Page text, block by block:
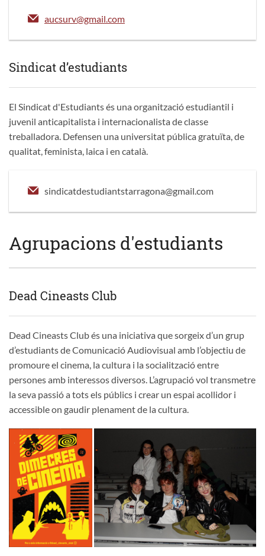
aucsurv@gmail.com
Sindicat d’estudiants
El Sindicat d'Estudiants és una organització estudiantil i
juvenil anticapitalista i internacionalista de classe
treballadora. Defensen una universitat pública gratuïta, de
qualitat, feminista, laica i en català.
sindicatdestudiantstarragona@gmail.com
Agrupacions d'estudiants
Dead Cineasts Club
Dead Cineasts Club és una iniciativa que sorgeix d’un grup
d’estudiants de Comunicació Audiovisual amb l’objectiu de
promoure el cinema, la cultura i la socialització entre
persones amb interessos diversos. L’agrupació vol transmetre
la seva passió a tots els públics i crear un espai acollidor i
accessible on gaudir plenament de la cultura.